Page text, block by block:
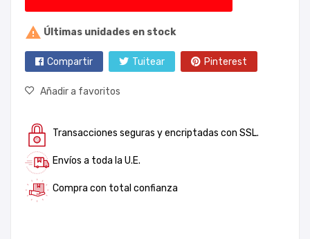
 Últimas unidades en stock
Compartir Tuitear Pinterest
Añadir a favoritos
Transacciones seguras y encriptadas con SSL.
Envíos a toda la U.E.
Compra con total confianza